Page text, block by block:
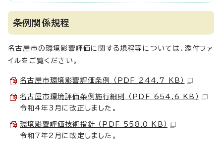
条例関係規程
名古屋市の環境影響評価に関する規程等については、添付ファ
イルをご覧ください。
名古屋市環境影響評価条例 （PDF 244.7 KB）
名古屋市環境評価条例施行細則 （PDF 654.6 KB）
令和4年3月に改正しました。
環境影響評価技術指針 （PDF 558.0 KB）
令和7年2月に改定しました。